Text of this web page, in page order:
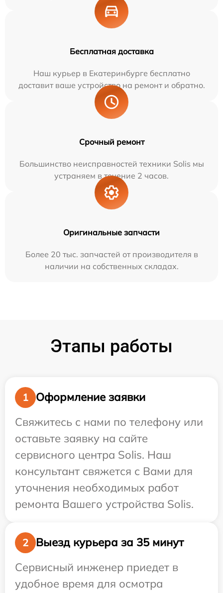
Бесплатная доставка
Наш курьер в Екатеринбурге бесплатно
доставит ваше устройство на ремонт и обратно.
Срочный ремонт
Большинство неисправностей техники Solis мы
устраняем в течение 2 часов.
Оригинальные запчасти
Более 20 тыс. запчастей от производителя в
наличии на собственных складах.
Этапы работы
1
Оформление заявки
Свяжитесь с нами по телефону или
оставьте заявку на сайте
сервисного центра Solis. Наш
консультант свяжется с Вами для
уточнения необходимых работ
ремонта Вашего устройства Solis.
2
Выезд курьера за 35 минут
Сервисный инженер приедет в
удобное время для осмотра